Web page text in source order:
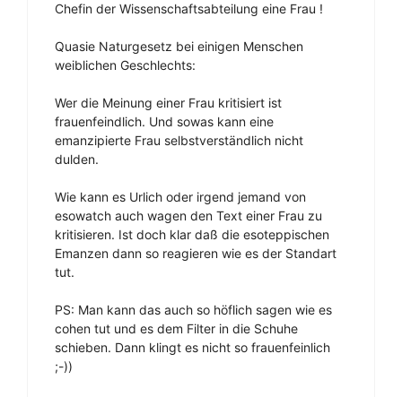
Chefin der Wissenschaftsabteilung eine Frau !
Quasie Naturgesetz bei einigen Menschen
weiblichen Geschlechts:
Wer die Meinung einer Frau kritisiert ist
frauenfeindlich. Und sowas kann eine
emanzipierte Frau selbstverständlich nicht
dulden.
Wie kann es Urlich oder irgend jemand von
esowatch auch wagen den Text einer Frau zu
kritisieren. Ist doch klar daß die esoteppischen
Emanzen dann so reagieren wie es der Standart
tut.
PS: Man kann das auch so höflich sagen wie es
cohen tut und es dem Filter in die Schuhe
schieben. Dann klingt es nicht so frauenfeinlich
;-))